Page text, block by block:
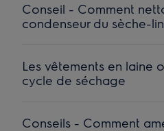
Conseil - Comment
condenseur du sèche-
Les vêtements en laine
cycle de séchage
Conseils - Comment